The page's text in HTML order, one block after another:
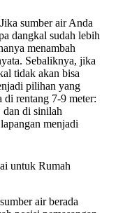
sumber air Anda
dangkal sudah lebih
menambah
Sebaliknya, jika
tidak akan bisa
pilihan yang
di rentang 7-9 meter:
dan di sinilah
menjadi
untuk Rumah
air berada